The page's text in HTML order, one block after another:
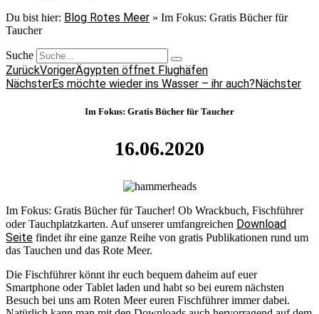
Du bist hier: Blog Rotes Meer » Im Fokus: Gratis Bücher für
Taucher
Suche
ZurückVorigerÄgypten öffnet Flughäfen
NächsterEs möchte wieder ins Wasser – ihr auch?Nächster
Im Fokus: Gratis Bücher für Taucher
16.06.2020
Im Fokus: Gratis Bücher für Taucher! Ob Wrackbuch, Fischführer
oder Tauchplatzkarten. Auf unserer umfangreichen Download
Seite findet ihr eine ganze Reihe von gratis Publikationen rund um
das Tauchen und das Rote Meer.
Die Fischführer könnt ihr euch bequem daheim auf euer
Smartphone oder Tablet laden und habt so bei eurem nächsten
Besuch bei uns am Roten Meer euren Fischführer immer dabei.